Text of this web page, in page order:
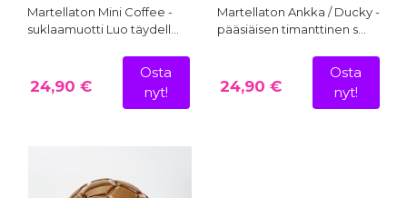
Martellaton Mini Coffee -
suklaamuotti Luo täydell…
24,90 €
Osta
nyt!
Martellaton Ankka / Ducky -
pääsiäisen timanttinen s…
24,90 €
Osta
nyt!